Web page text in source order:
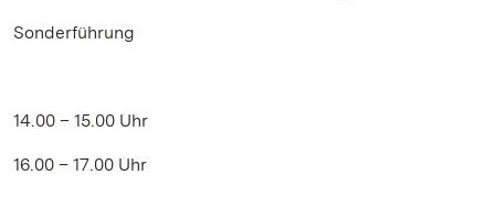
Sonderführung
14.00 – 15.00 Uhr
16.00 – 17.00 Uhr